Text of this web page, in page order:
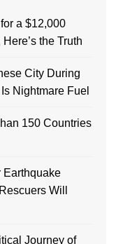
a $12,000
the Truth
City During
Nightmare Fuel
150 Countries
Earthquake
Will
Journey of